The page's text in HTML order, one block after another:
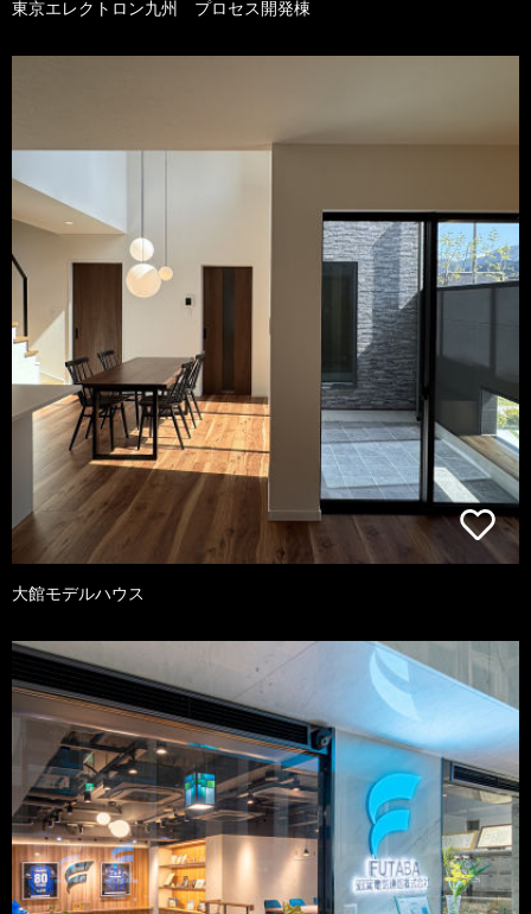
東京エレクトロン九州 プロセス開発棟
大館モデルハウス